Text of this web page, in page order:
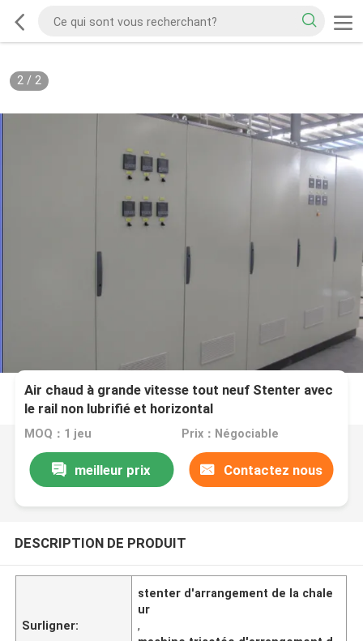
2/ 2
Air chaud à grande vitesse tout neuf Stenter avec
le rail non lubrifié et horizontal
MOQ：1 jeu Prix：Négociable
meilleur prix Contactez nous
DESCRIPTION DE PRODUIT
Surligner:
stenter d'arrangement de la chale
ur
,